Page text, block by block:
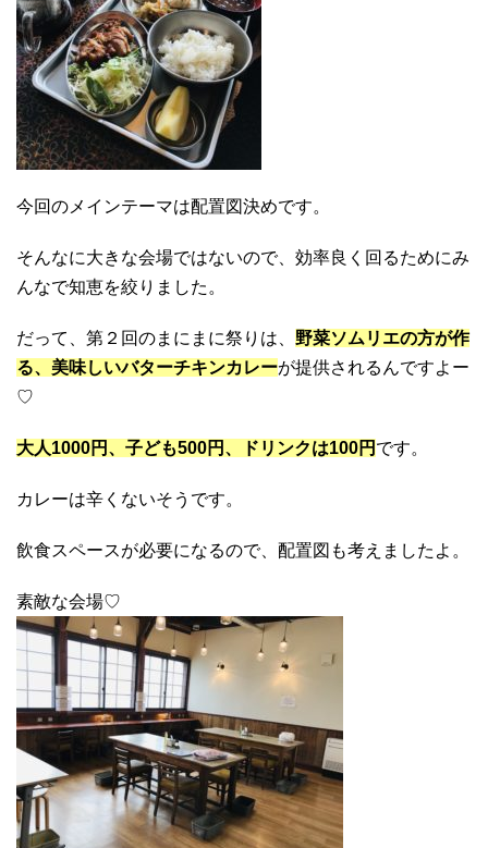
今回のメインテーマは配置図決めです。
そんなに大きな会場ではないので、効率良く回るためにみ
んなで知恵を絞りました。
だって、第２回のまにまに祭りは、 野菜ソムリエの方が作
る、美味しいバターチキンカレーが提供されるんですよー
♡
大人1000円、子ども500円、ドリンクは100円 です。
カレーは辛くないそうです。
飲食スペースが必要になるので、配置図も考えましたよ。
素敵な会場♡